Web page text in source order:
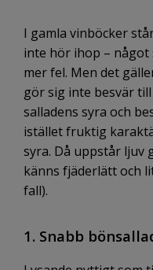
I gamla vinböcker
inte hör ihop – något
mer fel. Men det
gör sig inte besvär
salladens syra och
istället fruktig
syra. Då uppstår ljuv
känns fjäderlätt och
fall).
1. Snabb